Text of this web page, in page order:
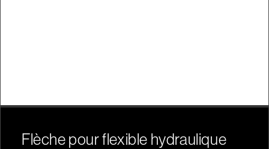
Flèche pour flexible hydraulique